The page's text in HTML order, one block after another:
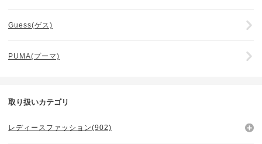
Guess(ゲス)
PUMA(プーマ)
取り扱いカテゴリ
レディースファッション(902)